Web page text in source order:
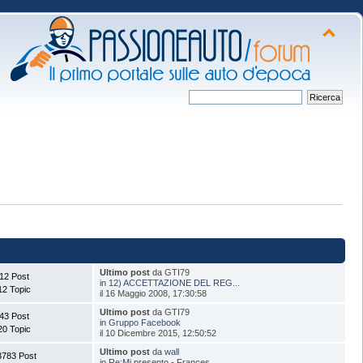
Post
Topic
Ultimo post da GTI79
in 12) ACCETTAZIONE DEL REG...
il 16 Maggio 2008, 17:30:58
Post
Topic
Ultimo post da GTI79
inGruppo Facebook
il 10 Dicembre 2015, 12:50:52
Post Ultimo post dawall